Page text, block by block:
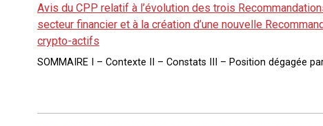
Avis du CPP relatif à l’évolution des trois
secteur financier et à la création d’une nouvelle
crypto-actifs
SOMMAIRE I – Contexte II – Constats III – Position dégagée